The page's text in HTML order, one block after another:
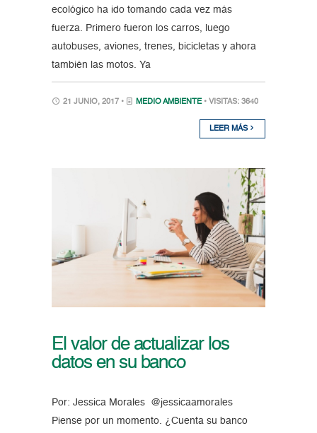
ecológico ha ido tomando cada vez más
fuerza. Primero fueron los carros, luego
autobuses, aviones, trenes, bicicletas y ahora
también las motos. Ya
21 JUNIO, 2017 • MEDIO AMBIENTE • VISITAS: 3640
LEER MÁS
El valor de actualizar los
datos en su banco
Por: Jessica Morales @jessicaamorales
Piense por un momento. ¿Cuenta su banco